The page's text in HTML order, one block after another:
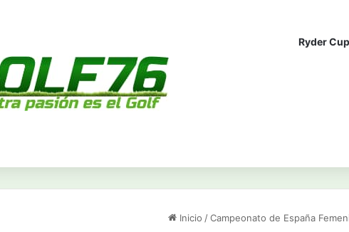
Ryder Cup
Inicio / Campeonato de España